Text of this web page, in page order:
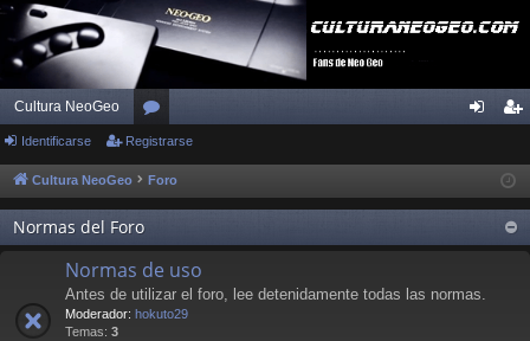
Cultura NeoGeo
or
os
fic
ar
ist
ra
rs
Identificarse Registrarse
Cultura NeoGeo Foro
Normas del Foro
Normas de uso
Antes de utilizar el foro, lee detenidamente todas las normas.
Moderador: hokuto29
Temas: 3